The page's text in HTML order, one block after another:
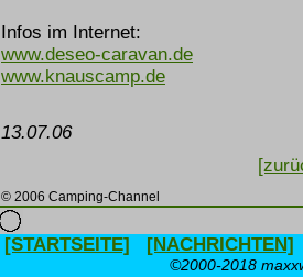
Infos im Internet:
www.deseo-caravan.de
www.knauscamp.de
13.07.06
© 2006 Camping-Channel
[STARTSEITE] [NACHRICHTEN]
©2000-2018